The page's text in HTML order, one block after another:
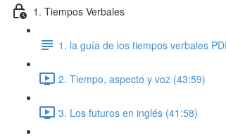
1. Tiempos Verbales
1. la guía de los tiempos verbales
2. Tiempo, aspecto y voz (43:59)
3. Los futuros en inglés (41:58)